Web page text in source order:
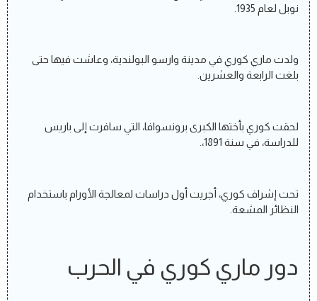
نوبل لعام 1935.
ولدت ماري كوري في مدينة وارسو البولندية، وعاشت فيها حتى
بلغت الرابعة والعشرين.
لحقت كوري بأختها الكبرى برونسوافا، التي سافرت إلى باريس
للدراسة، في سنة 1891،.
تحت إشراف كوري، أجريت أول دراسات لمعالجة الأورام باستخدام
النظائر المشعة.
دور ماري كوري في الحرب